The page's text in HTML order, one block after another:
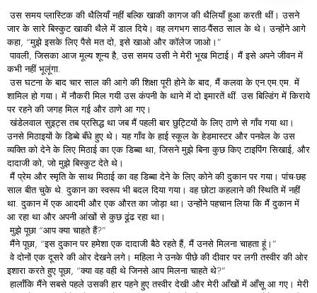
उस समय प्लास्टिक की थैलियाँ नहीं बल्कि खाकी कागज की थैलियाँ हुआ करती थीं। उसने
जार के सारे बिस्कुट खाकी थैले में डाल दिये। वह लगभग साठ-पैंसठ साल के थे। उन्होंने आगे
कहा, “मुझे इसके लिए पैसे मत दो, इसे खाओ और कॉलेज जाओ।”
पावली, जिसका आज मूल्य शून्य है, उस समय उसी ने मेरी भूख मिटाई। मैं इसे अपने जीवन में
कभी नहीं भूलूंगा.
उस घटना के बाद चार साल की आगे की शिक्षा पूरी होने के बाद, मैं कलवा के एन.एम.एम. में
शामिल हो गया। में नौकरी मिल गयी उस कंपनी के थाने में दो इमारतें थीं. उस बिल्डिंग में किराये
पर रहने की जगह मिल गई और ठाणे आ गए।
खंडेलवाल सुइट्स तब प्रसिद्ध था जब मैं पहली बार छुट्टियों के लिए ठाणे से गाँव गया था।
उनसे मिठाइयों के डिब्बे बँधे हुए थे। यह गाँव के हाई स्कूल के हेडमास्टर और पनवेल के उस
व्यक्ति को देने के लिए मिठाई का एक डिब्बा था, जिसने मुझे बिना कुछ किए टाइपिंग सिखाई, और
दादाजी को, जो मुझे बिस्कुट देते थे।
मैं प्रेम और स्मृति के साथ मिठाई का वह डिब्बा देने के लिए कोने की दुकान पर गया। पांच-छह
साल बीत चुके थे. दुकान का स्वरूप भी बदल दिया गया। वह छोटा कहलाने की स्थिति में नहीं
था. दुकान में एक आदमी और एक औरत का जोड़ा था। उन्होंने पहचान लिया कि मैं दुकान में
आ रहा था और अपनी आंखों से कुछ ढूंढ रहा था।
मुझे पूछा “आप क्या चाहते हैं?”
मैंने पूछा, “इस दुकान पर हमेशा एक दादाजी बैठे रहते हैं, मैं उनसे मिलना चाहता हूं।”
वे दोनों एक दूसरे की ओर देखने लगे। महिला ने उनके पीछे की दीवार पर लगी तस्वीर की ओर
इशारा करते हुए पूछा, “क्या वह वही थे जिनसे आप मिलना चाहते थे?”
हालाँकि मैंने सबसे पहले उसकी हार पहने हुए तस्वीर देखी और मेरी आँखों में आँसू आ गए। मेरी